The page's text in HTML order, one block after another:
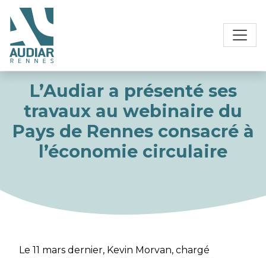
L’Audiar a présenté ses
travaux au webinaire du
Pays de Rennes consacré à
l’économie circulaire
Le 11 mars dernier, Kevin Morvan, chargé